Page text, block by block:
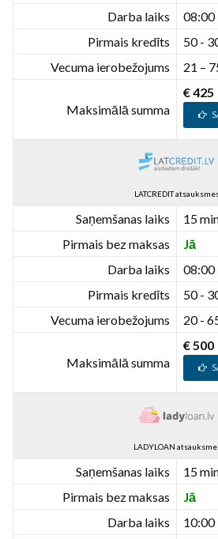
Darba laiks
08:00
Pirmais kredīts
50 -
Vecuma ierobežojums
21 –
Maksimālā summa
€ 425
LATCREDIT
Saņemšanas laiks
15
Pirmais bez maksas
Jā
Darba laiks
08:00
Pirmais kredīts
50 -
Vecuma ierobežojums
20 -
Maksimālā summa
€ 500
LADYLOAN
Saņemšanas laiks
15
Pirmais bez maksas
Jā
Darba laiks
10:00